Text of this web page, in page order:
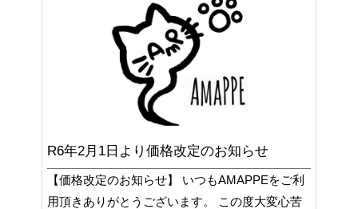
R6年2月1日より価格改定のお知らせ
【価格改定のお知らせ】 いつもAMAPPEをご利
用頂きありがとうございます。 この度大変心苦